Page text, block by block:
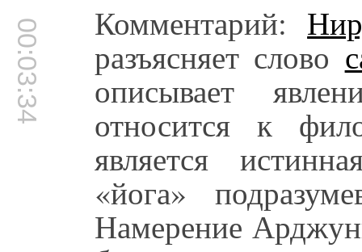
00:03:34 Комментарий:
разъясняет слово
описывает
относится к
является
«йога»
Намерение